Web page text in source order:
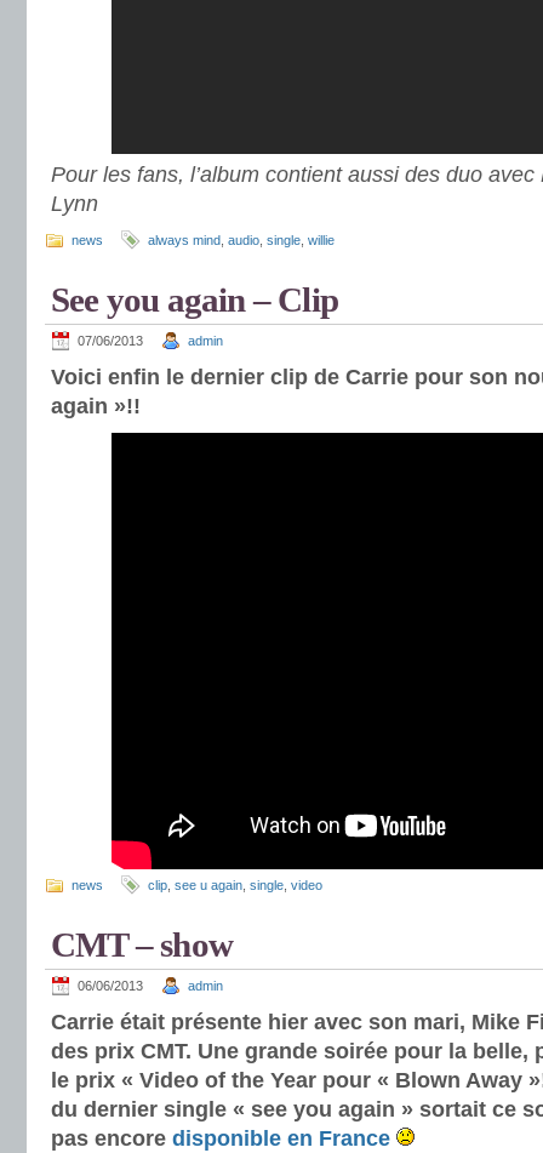
Pour les fans, l’album contient aussi des duo
Lynn
news always mind audio single willie
See you again – Clip
07/06/2013 admin
Voici enfin le dernier clip de Carrie pour son
again »!!
news clip see u again single video
CMT – show
06/06/2013 admin
Carrie était présente hier avec son mari, Mike
des prix CMT. Une grande soirée pour la belle,
le prix « Video of the Year pour « Blown Away
du dernier single « see you again » sortait ce
pas encore disponible en France